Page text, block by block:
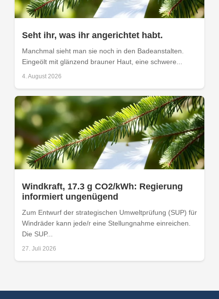
Seht ihr, was ihr angerichtet habt.
Manchmal sieht man sie noch in den Badeanstalten.
Eingeölt mit glänzend brauner Haut, eine schwere...
4. August 2026
Windkraft, 17.3 g CO2/kWh: Regierung
informiert ungenügend
Zum Entwurf der strategischen Umweltprüfung (SUP) für
Windräder kann jede/r eine Stellungnahme einreichen.
Die SUP...
27. Juli 2026